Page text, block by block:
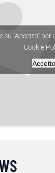
su "Accetto" per
Cookie
Accetto